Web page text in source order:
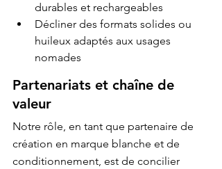
durables et rechargeables
Décliner des formats solides ou
huileux adaptés aux usages
nomades
Partenariats et chaîne de
valeur
Notre rôle, en tant que partenaire de
création en marque blanche et de
conditionnement, est de concilier